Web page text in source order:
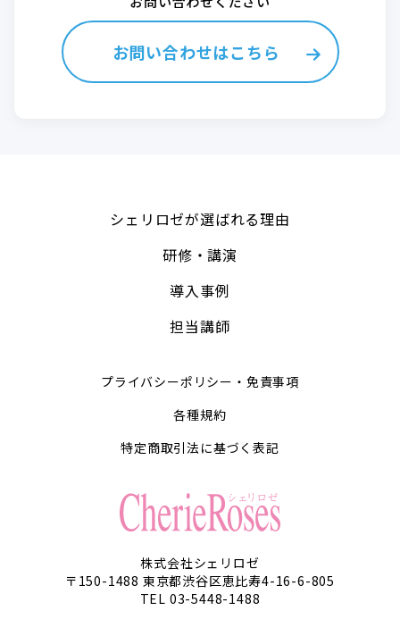
お問い合わせはこちら
シェリロゼが選ばれる理由
研修・講演
導入事例
担当講師
プライバシーポリシー・免責事項
各種規約
特定商取引法に基づく表記
株式会社シェリロゼ
〒150-1488 東京都渋谷区恵比寿4-16-6-805
TEL 03-5448-1488